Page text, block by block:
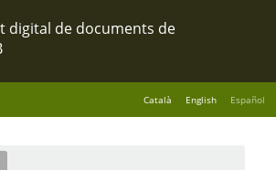
Català English Español